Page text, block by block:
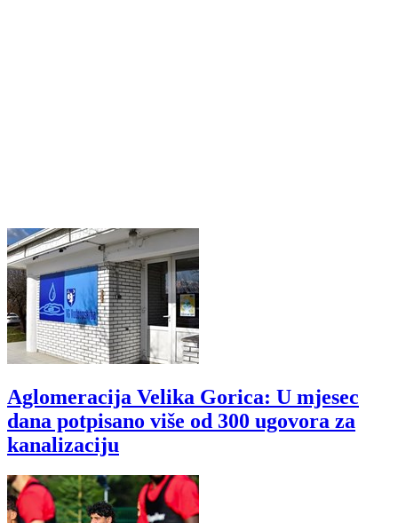
Aglomeracija Velika Gorica: U mjesec
dana potpisano više od 300 ugovora za
kanalizaciju